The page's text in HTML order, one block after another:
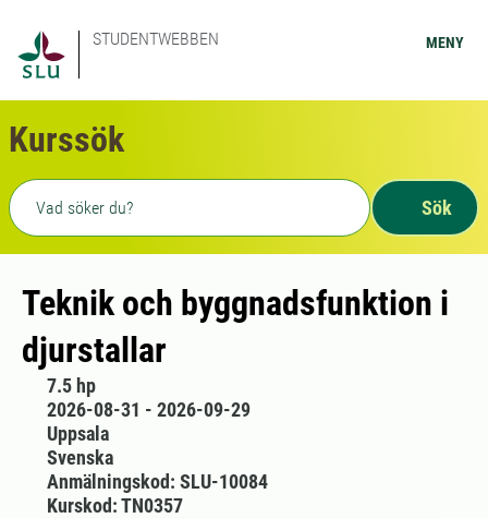
STUDENTWEBBEN MENY
Kurssök
Fritext sökning
Sök
Teknik och byggnadsfunktion i
djurstallar
7.5 hp
2026-08-31 - 2026-09-29
Uppsala
Svenska
Anmälningskod: SLU-10084
Kurskod: TN0357